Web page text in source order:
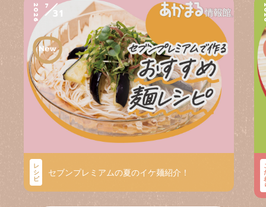
2026 7
31
レ
シ
ピ
セブンプレミアムの夏のイケ麺紹介！